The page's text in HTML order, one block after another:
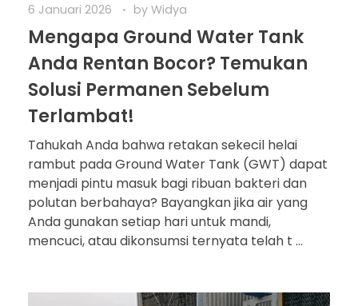
6 Januari 2026 by Widya
Mengapa Ground Water Tank
Anda Rentan Bocor? Temukan
Solusi Permanen Sebelum
Terlambat!
Tahukah Anda bahwa retakan sekecil helai
rambut pada Ground Water Tank (GWT) dapat
menjadi pintu masuk bagi ribuan bakteri dan
polutan berbahaya? Bayangkan jika air yang
Anda gunakan setiap hari untuk mandi,
mencuci, atau dikonsumsi ternyata telah t ...